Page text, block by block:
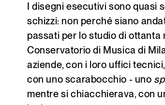
I disegni esecutivi sono quasi
schizzi: non perché siano
passati per lo studio di ottanta
Conservatorio di Musica di
aziende, con i loro uffici
con uno scarabocchio - uno
mentre si chiacchierava, con